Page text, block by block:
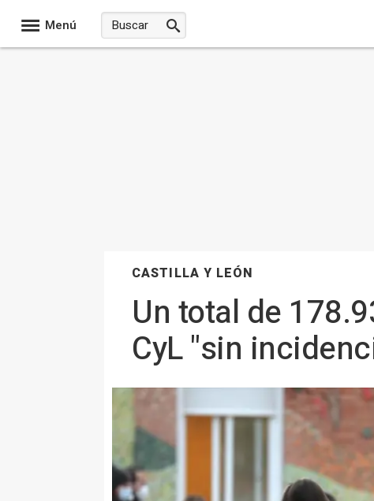
Menú
CASTILLA Y LEÓN
Un total de
CyL "sin